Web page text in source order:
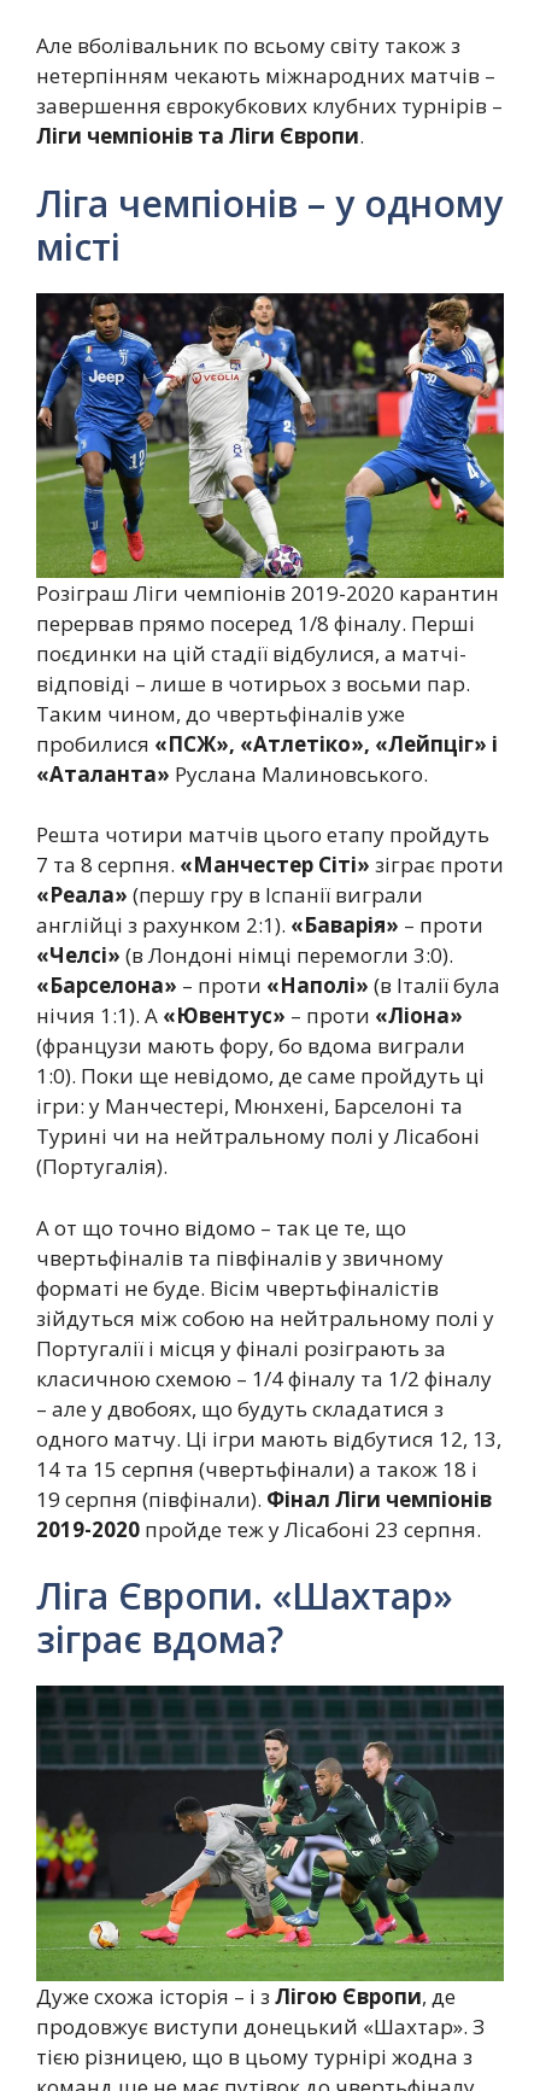
Але вболівальник по всьому світу також з
нетерпінням чекають міжнародних матчів –
завершення єврокубкових клубних турнірів –
Ліги чемпіонів та Ліги Європи.
Ліга чемпіонів – у одному
місті
Розіграш Ліги чемпіонів 2019-2020 карантин
перервав прямо посеред 1/8 фіналу. Перші
поєдинки на цій стадії відбулися, а матчі-
відповіді – лише в чотирьох з восьми пар.
Таким чином, до чвертьфіналів уже
пробилися «ПСЖ», «Атлетіко», «Лейпціг» і
«Аталанта» Руслана Малиновського.
Решта чотири матчів цього етапу пройдуть
7 та 8 серпня. «Манчестер Сіті» зіграє проти
«Реала» (першу гру в Іспанії виграли
англійці з рахунком 2:1). «Баварія» – проти
«Челсі» (в Лондоні німці перемогли 3:0).
«Барселона» – проти «Наполі» (в Італії була
нічия 1:1). А «Ювентус» – проти «Ліона»
(французи мають фору, бо вдома виграли
1:0). Поки ще невідомо, де саме пройдуть ці
ігри: у Манчестері, Мюнхені, Барселоні та
Турині чи на нейтральному полі у Лісабоні
(Португалія).
А от що точно відомо – так це те, що
чвертьфіналів та півфіналів у звичному
форматі не буде. Вісім чвертьфіналістів
зійдуться між собою на нейтральному полі у
Португалії і місця у фіналі розіграють за
класичною схемою – 1/4 фіналу та 1/2 фіналу
– але у двобоях, що будуть складатися з
одного матчу. Ці ігри мають відбутися 12, 13,
14 та 15 серпня (чвертьфінали) а також 18 і
19 серпня (півфінали). Фінал Ліги чемпіонів
2019-2020 пройде теж у Лісабоні 23 серпня.
Ліга Європи. «Шахтар»
зіграє вдома?
Дуже схожа історія – і з Лігою Європи, де
продовжує виступи донецький «Шахтар». З
тією різницею, що в цьому турнірі жодна з